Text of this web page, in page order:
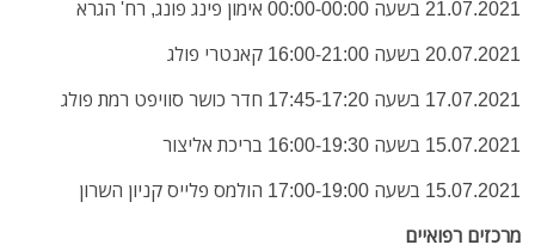
21.07.2021 בשעה 00:00-00:00 אימון פינג פונג, רח' הגרא
20.07.2021 בשעה 16:00-21:00 קאנטרי פולג
17.07.2021 בשעה 17:45-17:20 חדר כושר סוויפט רמת פולג
15.07.2021 בשעה 16:00-19:30 בריכת אליצור
15.07.2021 בשעה 17:00-19:00 הולמס פלייס קניון השרון
מרכזים רפואיים